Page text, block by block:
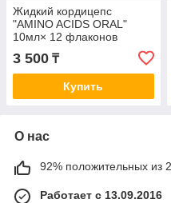
Жидкий кордицепс
"AMINO ACIDS ORAL"
10мл× 12 флаконов
3 500 ₸
Купить
О нас
92% положительных из
Работает с 13.09.2016